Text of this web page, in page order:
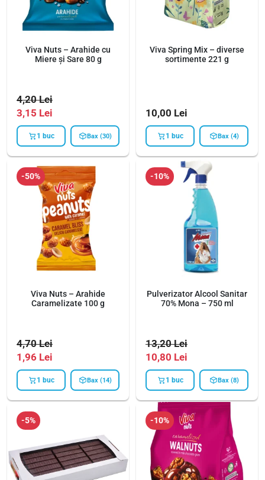
Viva Nuts – Arahide cu
Miere și Sare 80 g
4,20Lei
3,15 Lei
1 buc Bax (30)
Viva Spring Mix – diverse
sortimente 221 g
10,00 Lei
1 buc Bax (4)
-50%
Viva Nuts – Arahide
Caramelizate 100 g
4,70Lei
1,96 Lei
1 buc Bax (14)
-10%
Pulverizator Alcool Sanitar
70% Mona – 750 ml
13,20Lei
10,80 Lei
1 buc Bax (8)
-5% -10%